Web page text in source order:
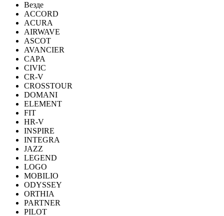
Везде
ACCORD
ACURA
AIRWAVE
ASCOT
AVANCIER
CAPA
CIVIC
CR-V
CROSSTOUR
DOMANI
ELEMENT
FIT
HR-V
INSPIRE
INTEGRA
JAZZ
LEGEND
LOGO
MOBILIO
ODYSSEY
ORTHIA
PARTNER
PILOT